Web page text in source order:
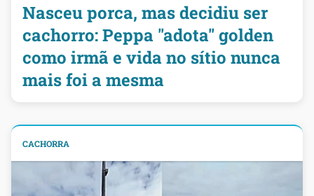
Nasceu porca, mas decidiu ser
cachorro: Peppa "adota" golden
como irmã e vida no sítio nunca
mais foi a mesma
CACHORRA